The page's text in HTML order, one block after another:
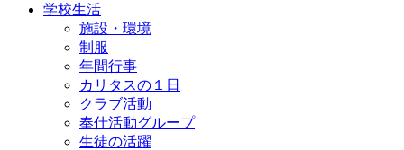
学校生活
施設・環境
制服
年間行事
カリタスの１日
クラブ活動
奉仕活動グループ
生徒の活躍